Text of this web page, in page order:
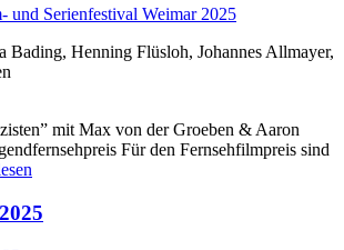
Bading, Henning Flüsloh, Johannes Allmayer,
mit Max von der Groeben & Aaron
Für den Fernsehfilmpreis sind